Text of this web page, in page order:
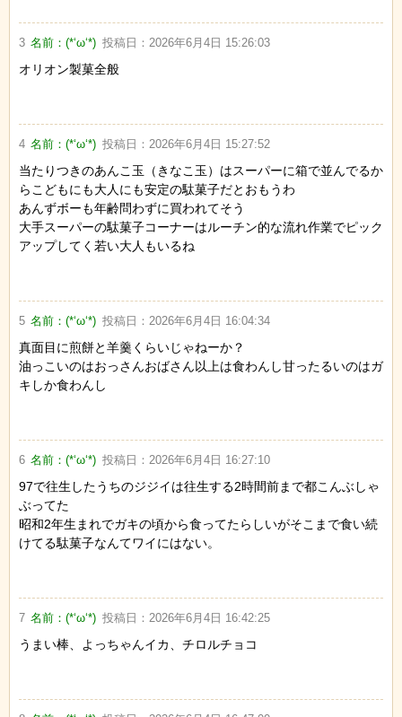
3 名前：(*‘ω‘*) 投稿日： 2026年6月4日 15:26:03
オリオン製菓全般
4 名前：(*‘ω‘*) 投稿日： 2026年6月4日 15:27:52
当たりつきのあんこ玉（きなこ玉）はスーパーに箱で並んでるか
らこどもにも大人にも安定の駄菓子だとおもうわ
あんずボーも年齢問わずに買われてそう
大手スーパーの駄菓子コーナーはルーチン的な流れ作業でピック
アップしてく若い大人もいるね
5 名前：(*‘ω‘*) 投稿日： 2026年6月4日 16:04:34
真面目に煎餅と羊羹くらいじゃねーか？
油っこいのはおっさんおばさん以上は食わんし甘ったるいのはガ
キしか食わんし
6 名前：(*‘ω‘*) 投稿日： 2026年6月4日 16:27:10
97で往生したうちのジジイは往生する2時間前まで都こんぶしゃ
ぶってた
昭和2年生まれでガキの頃から食ってたらしいがそこまで食い続
けてる駄菓子なんてワイにはない。
7 名前：(*‘ω‘*) 投稿日： 2026年6月4日 16:42:25
うまい棒、よっちゃんイカ、チロルチョコ